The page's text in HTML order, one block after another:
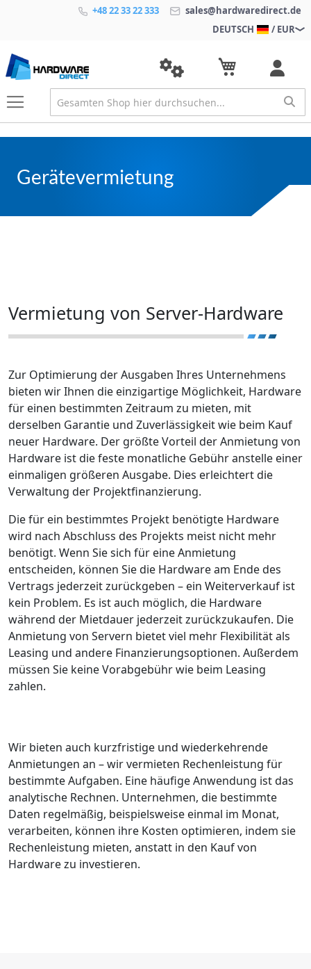
+48 22 33 22 333
sales@hardwaredirect.de
DEUTSCH
/ EUR
Gerätevermietung
Vermietung von Server-Hardware
Zur Optimierung der Ausgaben Ihres Unternehmens
bieten wir Ihnen die einzigartige Möglichkeit, Hardware
für einen bestimmten Zeitraum zu mieten, mit
derselben Garantie und Zuverlässigkeit wie beim Kauf
neuer Hardware. Der größte Vorteil der Anmietung von
Hardware ist die feste monatliche Gebühr anstelle einer
einmaligen größeren Ausgabe. Dies erleichtert die
Verwaltung der Projektfinanzierung.
Die für ein bestimmtes Projekt benötigte Hardware
wird nach Abschluss des Projekts meist nicht mehr
benötigt. Wenn Sie sich für eine Anmietung
entscheiden, können Sie die Hardware am Ende des
Vertrags jederzeit zurückgeben – ein Weiterverkauf ist
kein Problem. Es ist auch möglich, die Hardware
während der Mietdauer jederzeit zurückzukaufen. Die
Anmietung von Servern bietet viel mehr Flexibilität als
Leasing und andere Finanzierungsoptionen. Außerdem
müssen Sie keine Vorabgebühr wie beim Leasing
zahlen.
Wir bieten auch kurzfristige und wiederkehrende
Anmietungen an – wir vermieten Rechenleistung für
bestimmte Aufgaben. Eine häufige Anwendung ist das
analytische Rechnen. Unternehmen, die bestimmte
Daten regelmäßig, beispielsweise einmal im Monat,
verarbeiten, können ihre Kosten optimieren, indem sie
Rechenleistung mieten, anstatt in den Kauf von
Hardware zu investieren.